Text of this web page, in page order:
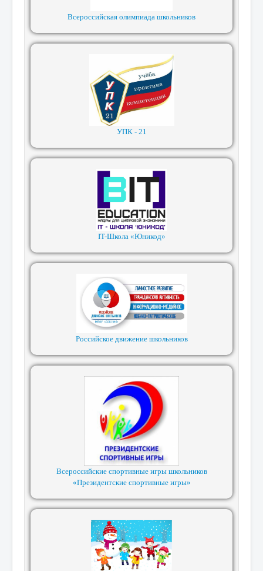
Всероссийская олимпиада школьников
УПК - 21
IT-Школа «Юникод»
Российское движение школьников
Всероссийские спортивные игры школьников
«Президентские спортивные игры»